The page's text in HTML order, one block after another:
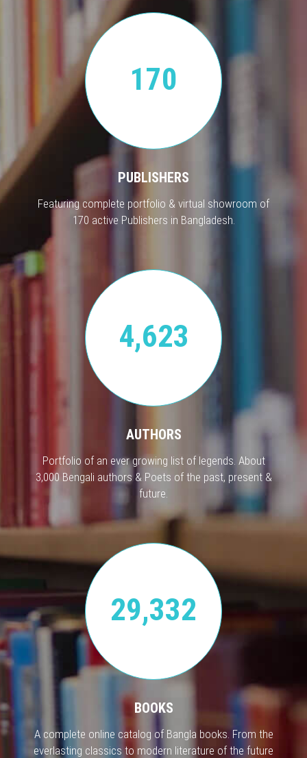
170
PUBLISHERS
Featuring complete portfolio & virtual showroom of
170 active Publishers in Bangladesh.
4,623
AUTHORS
Portfolio of an ever growing list of legends. About
3,000 Bengali authors & Poets of the past, present &
future.
29,332
BOOKS
A complete online catalog of Bangla books. From the
everlasting classics to modern literature of the future